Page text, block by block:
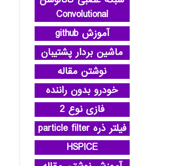
Convolutional
آموزش github
ماشین بردار پشتیبان
نوشتن مقاله
خودرو بدون راننده
فازی نوع 2
فیلتر ذره particle filter
HSPICE